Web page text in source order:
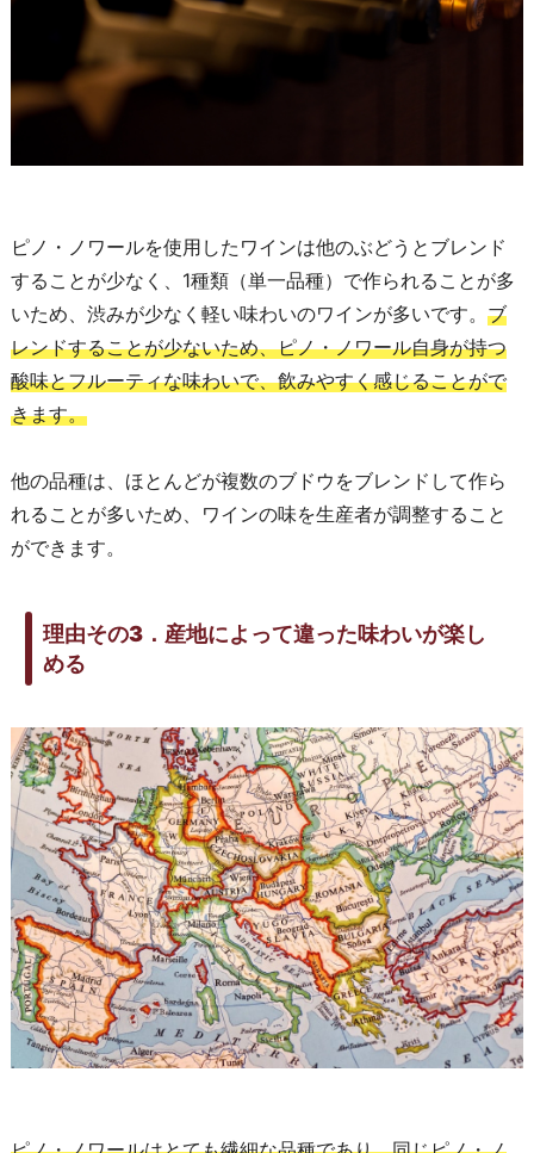
ピノ・ノワールを使用したワインは他のぶどうとブレンド
することが少なく、1種類（単一品種）で作られることが多
いため、渋みが少なく軽い味わいのワインが多いです。 ブ
レンドすることが少ないため、ピノ・ノワール自身が持つ
酸味とフルーティな味わいで、飲みやすく感じることがで
きます。
他の品種は、ほとんどが複数のブドウをブレンドして作ら
れることが多いため、ワインの味を生産者が調整すること
ができます。
理由その3．産地によって違った味わいが楽し
める